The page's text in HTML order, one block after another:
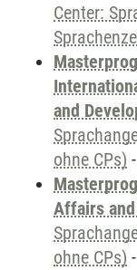
Center:
and
ohne CPs) -
Affairs
ohne CPs) -